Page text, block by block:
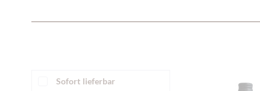
Sofort lieferbar